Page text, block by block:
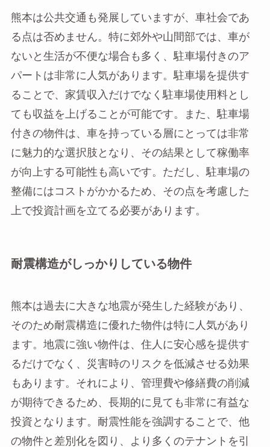
熊本は公共交通も発展していますが、車社会であ
る点は否めません。特に郊外や山間部では、車が
ないと生活が不便な場合も多く、駐車場付きのア
パートは非常に人気があります。駐車場を提供す
ることで、家賃収入だけでなく駐車場使用料とし
ても収益を上げることが可能です。また、駐車場
付きの物件は、車を持っている層にとっては非常
に魅力的な選択肢となり、その結果として稼働率
が向上する可能性も高いです。ただし、駐車場の
整備にはコストがかかるため、その点を考慮した
上で投資計画を立てる必要があります。
耐震構造がしっかりしている物件
熊本は過去に大きな地震が発生した経験があり、
そのため耐震構造に優れた物件は特に人気があり
ます。地震に強い物件は、住人に安心感を提供す
るだけでなく、災害時のリスクを低減させる効果
もあります。それにより、管理費や修繕費の削減
が期待できるため、長期的に見ても非常に有益な
投資となります。耐震性能を強調することで、他
の物件と差別化を図り、より多くのテナントを引